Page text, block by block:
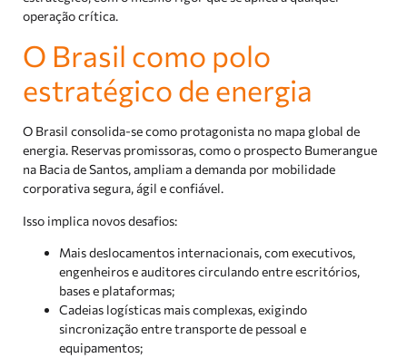
operação crítica.
O Brasil como polo
estratégico de energia
O Brasil consolida-se como protagonista no mapa global de
energia. Reservas promissoras, como o prospecto Bumerangue
na Bacia de Santos, ampliam a demanda por mobilidade
corporativa segura, ágil e confiável.
Isso implica novos desafios:
Mais deslocamentos internacionais, com executivos,
engenheiros e auditores circulando entre escritórios,
bases e plataformas;
Cadeias logísticas mais complexas, exigindo
sincronização entre transporte de pessoal e
equipamentos;